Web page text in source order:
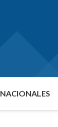
NACIONALES